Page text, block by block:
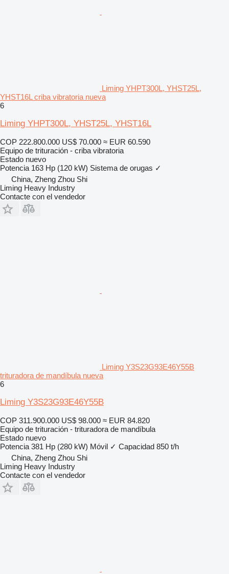
Liming YHPT300L, YHST25L,
YHST16L criba vibratoria nueva
6
Liming YHPT300L, YHST25L, YHST16L
COP 222.800.000 US$ 70.000 ≈ EUR 60.590
Equipo de trituración - criba vibratoria
Estado nuevo
Potencia 163 Hp (120 kW) Sistema de orugas ✓
China, Zheng Zhou Shi
Liming Heavy Industry
Contacte con el vendedor
Liming Y3S23G93E46Y55B
trituradora de mandíbula nueva
6
Liming Y3S23G93E46Y55B
COP 311.900.000 US$ 98.000 ≈ EUR 84.820
Equipo de trituración - trituradora de mandíbula
Estado nuevo
Potencia 381 Hp (280 kW) Móvil ✓ Capacidad 850 t/h
China, Zheng Zhou Shi
Liming Heavy Industry
Contacte con el vendedor